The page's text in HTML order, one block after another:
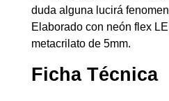
duda alguna lucirá
Elaborado con neón flex
metacrilato de 5mm.
Ficha Técnica